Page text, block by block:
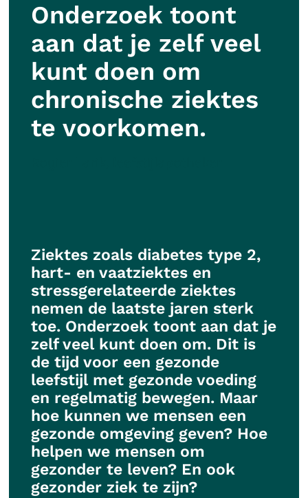
Rogier
Contact
Onderzoek toont
aan dat je zelf veel
kunt doen om
chronische ziektes
te voorkomen.
Ziektes zoals diabetes type 2,
hart- en vaatziektes en
stressgerelateerde ziektes
nemen de laatste jaren sterk
toe. Onderzoek toont aan dat je
zelf veel kunt doen om. Dit is
de tijd voor een gezonde
leefstijl met gezonde voeding
en regelmatig bewegen. Maar
hoe kunnen we mensen een
gezonde omgeving geven? Hoe
helpen we mensen om
gezonder te leven? En ook
gezonder ziek te zijn?